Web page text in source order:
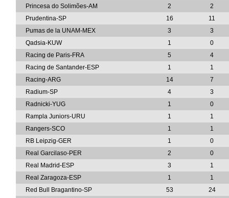
Princesa do Solimões-AM
2
2
Prudentina-SP
16
11
Pumas de la UNAM-MEX
3
3
Qadsia-KUW
1
0
Racing de Paris-FRA
5
4
Racing de Santander-ESP
1
1
Racing-ARG
14
7
Radium-SP
4
3
Radnicki-YUG
1
0
Rampla Juniors-URU
1
1
Rangers-SCO
1
1
RB Leipzig-GER
1
0
Real Garcilaso-PER
2
0
Real Madrid-ESP
3
1
Real Zaragoza-ESP
1
1
Red Bull Bragantino-SP
53
24